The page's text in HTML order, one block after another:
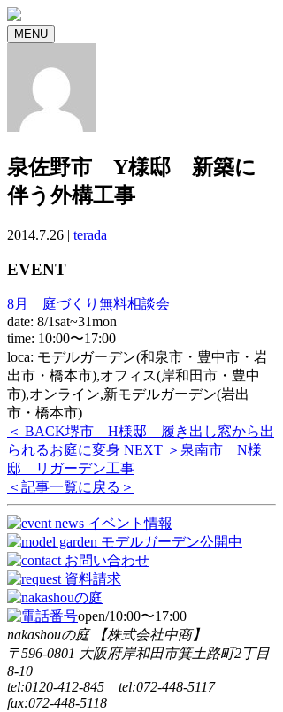
MENU
泉佐野市 Y様邸 新築に
伴う外構工事
2014.7.26 | terada
EVENT
8月 庭づくり無料相談会
date: 8/1sat~31mon
time: 10:00〜17:00
loca: モデルガーデン(和泉市・豊中市・岩
出市・橋本市),オフィス(岸和田市・豊中
市),オンライン,新モデルガーデン(岩出
市・橋本市)
＜ BACK堺市 H様邸 履き出し窓から出
られるお庭に変身 NEXT ＞ 泉南市 N様
邸 リガーデン工事
＜記事一覧に戻る＞
open/10:00〜17:00
nakashouの庭 【株式会社中商】
〒596-0801 大阪府岸和田市箕土路町2丁目
8-10
tel:0120-412-845 tel:072-448-5117
fax:072-448-5118